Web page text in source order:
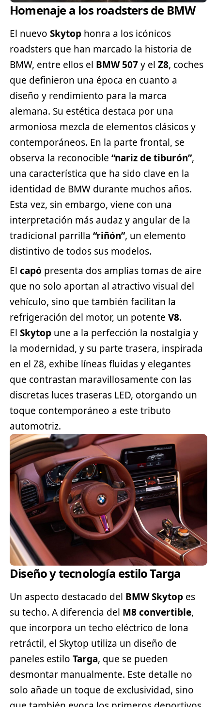
Homenaje a los roadsters de BMW
El nuevo Skytop honra a los icónicos
roadsters que han marcado la historia de
BMW, entre ellos el BMW 507y el Z8, coches
que definieron una época en cuanto a
diseño y rendimiento para la marca
alemana. Su estética destaca por una
armoniosa mezcla de elementos clásicos y
contemporáneos. En la parte frontal, se
observa la reconocible “nariz de tiburón”,
una característica que ha sido clave en la
identidad de BMW durante muchos años.
Esta vez, sin embargo, viene con una
interpretación más audaz y angular de la
tradicional parrilla “riñón”, un elemento
distintivo de todos sus modelos.
El capó presenta dos amplias tomas de aire
que no solo aportan al atractivo visual del
vehículo, sino que también facilitan la
refrigeración del motor, un potente V8.
El Skytop une a la perfección la nostalgia y
la modernidad, y su parte trasera, inspirada
en el Z8, exhibe líneas fluidas y elegantes
que contrastan maravillosamente con las
discretas luces traseras LED, otorgando un
toque contemporáneo a este tributo
automotriz.
Diseño y tecnología estilo Targa
Un aspecto destacado del BMW Skytop es
su techo. A diferencia del M8 convertible,
que incorpora un techo eléctrico de lona
retráctil, el Skytop utiliza un diseño de
paneles estilo Targa, que se pueden
desmontar manualmente. Este detalle no
solo añade un toque de exclusividad, sino